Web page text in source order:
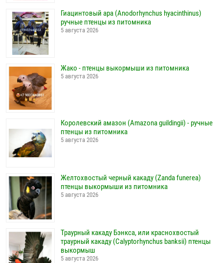
Гиацинтовый ара (Anodorhynchus hyacinthinus)
ручные птенцы из питомника
5 августа 2026
Жако - птенцы выкормыши из питомника
5 августа 2026
Королевский амазон (Amazona guildingii) - ручные
птенцы из питомника
5 августа 2026
Желтохвостый черный какаду (Zanda funerea)
птенцы выкормыши из питомника
5 августа 2026
Траурный какаду Бэнкса, или краснохвостый
траурный какаду (Calyptorhynchus banksii) птенцы
выкормыш
5 августа 2026